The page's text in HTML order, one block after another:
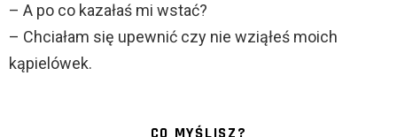
– A po co kazałaś mi wstać?
– Chciałam się upewnić czy nie wziąłeś moich
kąpielówek.